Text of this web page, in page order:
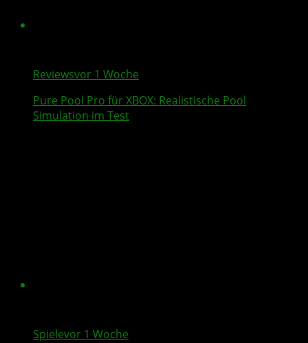
Reviewsvor 1 Woche
Pure Pool Pro für XBOX: Realistische Pool
Simulation im Test
Spielevor 1 Woche